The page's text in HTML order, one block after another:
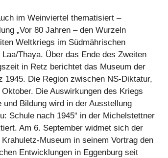
im Weinviertel thematisiert –
„Vor 80 Jahren – den Wurzeln
Weltkriegs im Südmährischen
Thaya. Über das Ende des Zweiten
in Retz berichtet das Museum der
1945. Die Region zwischen NS-Diktatur,
Die Auswirkungen des Kriegs
und Bildung wird in der Ausstellung
Schule nach 1945“ in der Michelstettner
Am 6. September widmet sich der
Museum in seinem Vortrag den
Entwicklungen in Eggenburg seit